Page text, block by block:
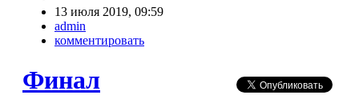
13 июля 2019, 09:59
admin
комментировать
Финал